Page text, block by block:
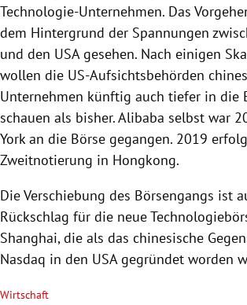
Technologie-Unternehmen. Das
dem Hintergrund der Spannungen
und den USA gesehen. Nach einigen
wollen die US-Aufsichtsbehörden
Unternehmen künftig auch tiefer in die
schauen als bisher. Alibaba selbst war
York an die Börse gegangen. 2019
Zweitnotierung in Hongkong.
Die Verschiebung des Börsengangs ist
Rückschlag für die neue
Shanghai, die als das chinesische
Nasdaq in den USA gegründet worden
Wirtschaft